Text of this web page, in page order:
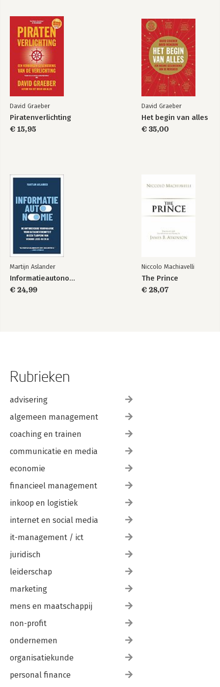
Piratenverlichting Piratenverlichting
Bekijk alle boeken
David Graeber
Piratenverlichting
€ 15,95
David Graeber
Het begin van alles
€ 35,00
Martijn Aslander
Informatieautonomie
€ 24,99
Niccolo Machiavelli
The Prince
€ 28,07
Rubrieken
advisering
algemeen management
coaching en trainen
communicatie en media
economie
financieel management
inkoop en logistiek
internet en social media
it-management / ict
juridisch
leiderschap
marketing
mens en maatschappij
non-profit
ondernemen
organisatiekunde
personal finance